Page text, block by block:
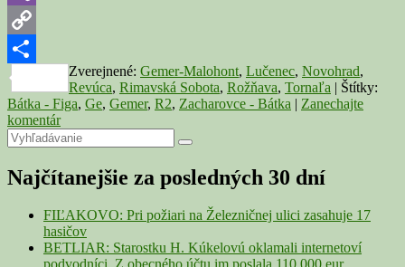
o
10
rokov
Viber
Copy
Link
Share
Zverejnené: Gemer-Malohont, Lučenec, Novohrad,
Revúca, Rimavská Sobota, Rožňava, Tornaľa | Štítky:
Bátka - Figa, Ge, Gemer, R2, Zacharovce - Bátka | Zanechajte
komentár
Primary
Sidebar
Widget
Area
Search
for:
Search
Najčítanejšie za posledných 30 dní
FIĽAKOVO: Pri požiari na Železničnej ulici zasahuje 17
hasičov
BETLIAR: Starostku H. Kúkelovú oklamali internetoví